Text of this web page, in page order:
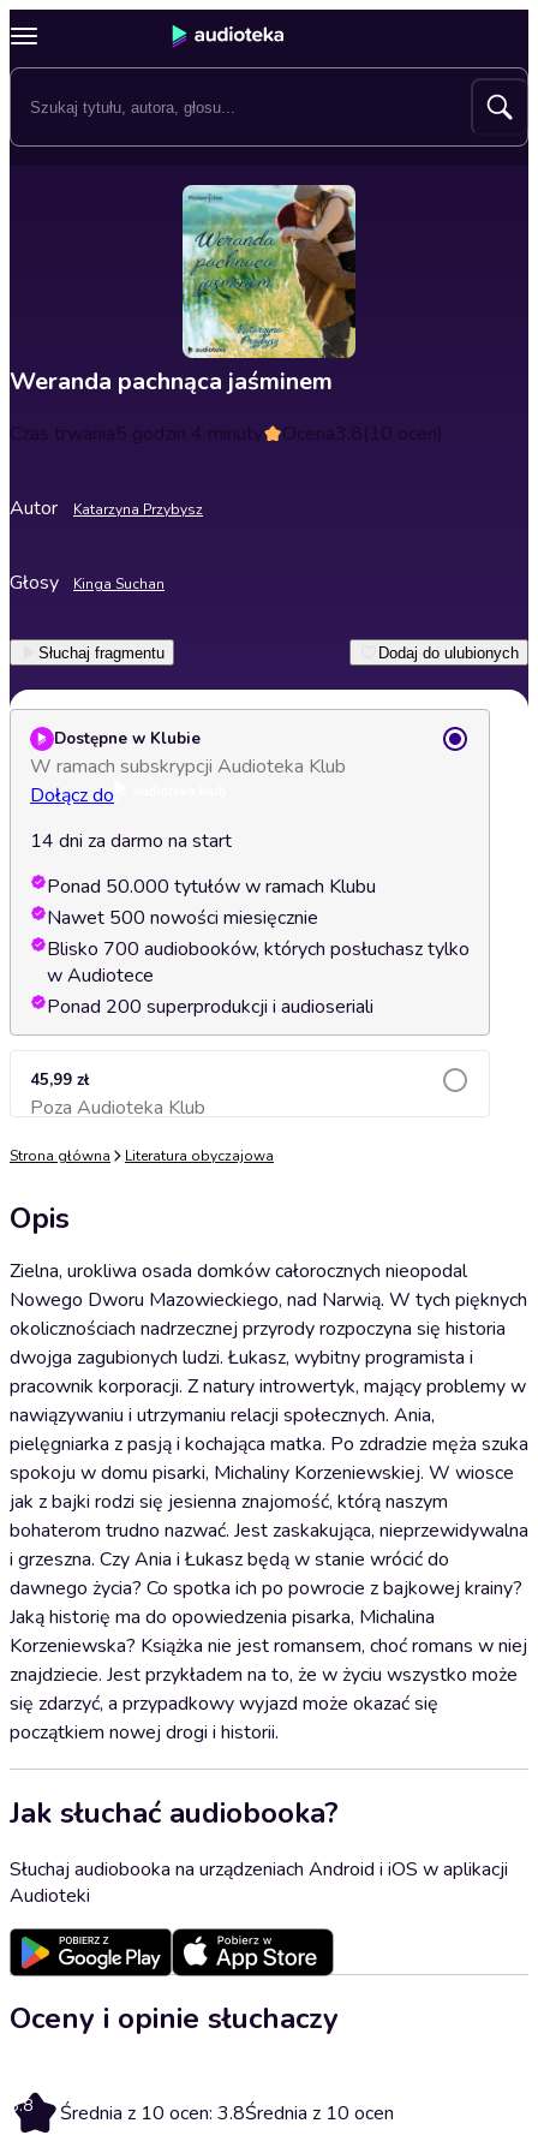
Weranda pachnąca jaśminem
Czas trwania5 godzin 4 minuty Ocena3.8(10 ocen)
Autor Katarzyna Przybysz
Głosy Kinga Suchan
Słuchaj fragmentu Dodaj do ulubionych
Dostępne w Klubie
W ramach subskrypcji Audioteka Klub
Dołącz do
14 dni za darmo na start
Ponad 50.000 tytułów w ramach Klubu
Nawet 500 nowości miesięcznie
Blisko 700 audiobooków, których posłuchasz tylko
w Audiotece
Ponad 200 superprodukcji i audioseriali
45,99 zł
Poza Audioteka KlubDodaj do koszyka
Strona główna Literatura obyczajowa
Opis
Zielna, urokliwa osada domków całorocznych nieopodal
Nowego Dworu Mazowieckiego, nad Narwią. W tych pięknych
okolicznościach nadrzecznej przyrody rozpoczyna się historia
dwojga zagubionych ludzi. Łukasz, wybitny programista i
pracownik korporacji. Z natury introwertyk, mający problemy w
nawiązywaniu i utrzymaniu relacji społecznych. Ania,
pielęgniarka z pasją i kochająca matka. Po zdradzie męża szuka
spokoju w domu pisarki, Michaliny Korzeniewskiej. W wiosce
jak z bajki rodzi się jesienna znajomość, którą naszym
bohaterom trudno nazwać. Jest zaskakująca, nieprzewidywalna
i grzeszna. Czy Ania i Łukasz będą w stanie wrócić do
dawnego życia? Co spotka ich po powrocie z bajkowej krainy?
Jaką historię ma do opowiedzenia pisarka, Michalina
Korzeniewska? Książka nie jest romansem, choć romans w niej
znajdziecie. Jest przykładem na to, że w życiu wszystko może
się zdarzyć, a przypadkowy wyjazd może okazać się
początkiem nowej drogi i historii.
Jak słuchać audiobooka?
Słuchaj audiobooka na urządzeniach Android i iOS w aplikacji
Audioteki
Oceny i opinie słuchaczy
3.8 Średnia z 10 ocen: 3.8Średnia z 10 ocen